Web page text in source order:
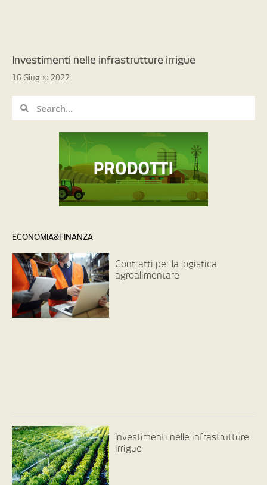
Investimenti nelle infrastrutture irrigue
16 Giugno 2022
ECONOMIA&FINANZA
Contratti per la logistica
agroalimentare
Investimenti nelle infrastrutture
irrigue